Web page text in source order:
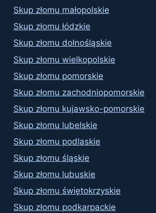
Skup złomu małopolskie
Skup złomu łódzkie
Skup złomu dolnośląskie
Skup złomu wielkopolskie
Skup złomu pomorskie
Skup złomu zachodniopomorskie
Skup złomu kujawsko-pomorskie
Skup złomu lubelskie
Skup złomu podlaskie
Skup złomu śląskie
Skup złomu lubuskie
Skup złomu świętokrzyskie
Skup złomu podkarpackie